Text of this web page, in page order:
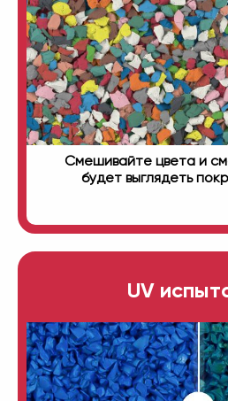
Смешивайте цвета и
будет выглядеть
UV